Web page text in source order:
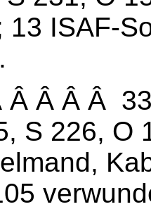
13 ISAF-
Â Â Â Â
S 226, O